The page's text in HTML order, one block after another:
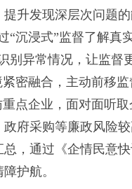
升发现深层次问题
沉浸式”监督了解真
异常情况，让监督
密融合，主动前移
点企业，面对面听取
府采购等廉政风险
，通过《企情民意
护航。